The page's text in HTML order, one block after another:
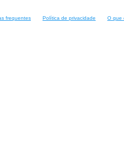
frequentes Política de privacidade O que